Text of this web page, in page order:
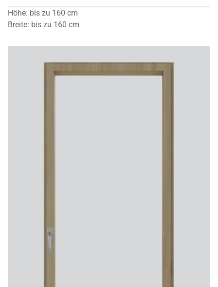
Höhe: bis zu 160 cm
Breite: bis zu 160 cm